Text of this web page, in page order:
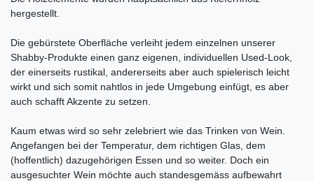
hergestellt.
Die gebürstete Oberfläche verleiht jedem einzelnen unserer
Shabby-Produkte einen ganz eigenen, individuellen Used-Look,
der einerseits rustikal, andererseits aber auch spielerisch leicht
wirkt und sich somit nahtlos in jede Umgebung einfügt, es aber
auch schafft Akzente zu setzen.
Kaum etwas wird so sehr zelebriert wie das Trinken von Wein.
Angefangen bei der Temperatur, dem richtigen Glas, dem
(hoffentlich) dazugehörigen Essen und so weiter. Doch ein
ausgesuchter Wein möchte auch standesgemäss aufbewahrt